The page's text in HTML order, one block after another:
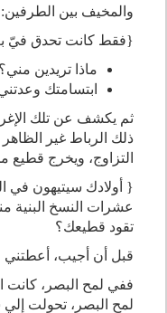
والمخيف بين الطرفين:
{فقط كانت تحدق فيّ
ماذا تريدين مني؟
ابتسامتك
ثم يكشف عن تلك
ذلك الرباط غير
التزاوج، ويخرج قطيع
{ أولادك سيتيهون في
عشرات النسخ البنية
تقود قطيعك؟
قبل أن أجيب، أعطتني
ففي لمح البصر، كانت
لمح البصر، تحولت إلي